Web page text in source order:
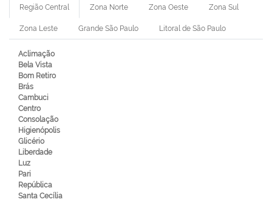
Região Central Zona Norte Zona Oeste Zona Sul
Zona Leste Grande São Paulo Litoral de São Paulo
Aclimação
Bela Vista
Bom Retiro
Brás
Cambuci
Centro
Consolação
Higienópolis
Glicério
Liberdade
Luz
Pari
República
Santa Cecília